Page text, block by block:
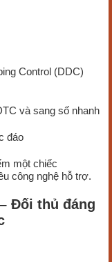
Control (DDC)
và sang số nhanh
đáo
một chiếc
công nghệ hỗ trợ.
Đối thủ đáng